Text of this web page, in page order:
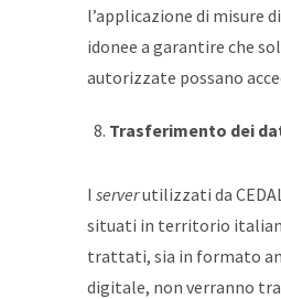
l’applicazione di misure
idonee a garantire che
autorizzate possano
Trasferimento dei
I serverutilizzati da
situati in territorio
trattati, sia in formato
digitale, non verranno